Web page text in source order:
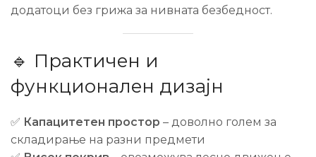
додатоци без грижа за нивната безбедност.
🔹 Практичен и
функционален дизајн
✅ Капацитетен простор – доволно голем за
складирање на разни предмети